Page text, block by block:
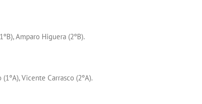
Amparo Higuera (2ºB).
Vicente Carrasco (2ºA).